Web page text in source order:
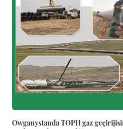
Owganystanda TOPH gaz